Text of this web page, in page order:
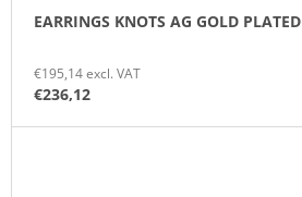
EARRINGS KNOTS AG GOLD PLATED
€195,14 excl. VAT
€236,12